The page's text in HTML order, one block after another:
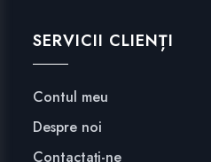
SERVICII CLIENȚI
Contul meu
Despre noi
Contactați-ne